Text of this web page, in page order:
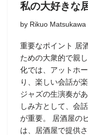
私の大好きな
by Rikuo Matsukawa
重要なポイント 居
ための大衆的で親
化では、アットホ
り、楽しい会話が
ジャズの生演奏が
しみ方として、会
が重要。 居酒屋の
は、居酒屋で提供